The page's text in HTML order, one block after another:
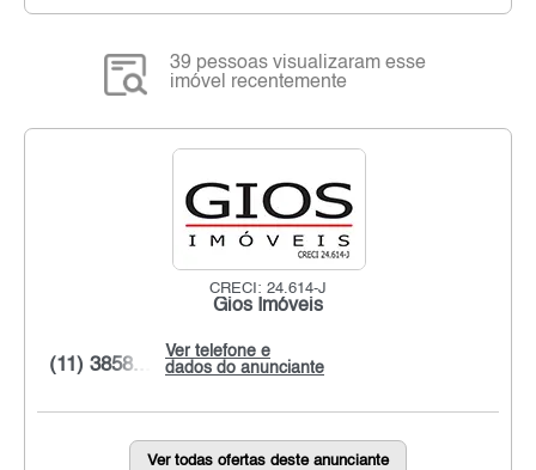
39 pessoas visualizaram esse
imóvel recentemente
CRECI: 24.614-J
Gios Imóveis
Ver telefone e
dados do anunciante
(11) 3858...
Ver todas ofertas deste anunciante